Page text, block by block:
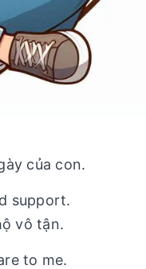
của con.
support.
vô tận.
are to me.